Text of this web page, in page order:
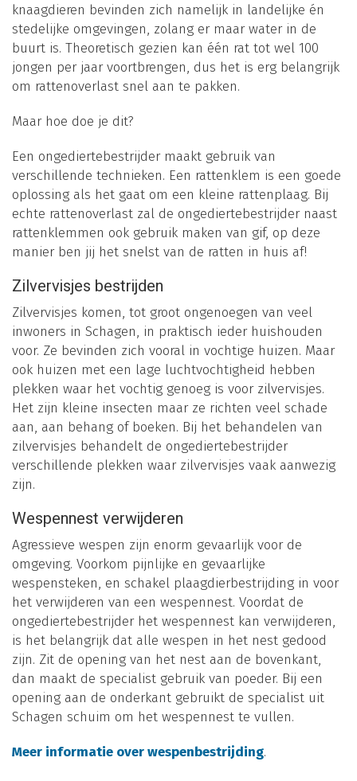
knaagdieren bevinden zich namelijk in landelijke én
stedelijke omgevingen, zolang er maar water in de
buurt is. Theoretisch gezien kan één rat tot wel 100
jongen per jaar voortbrengen, dus het is erg belangrijk
om rattenoverlast snel aan te pakken.
Maar hoe doe je dit?
Een ongediertebestrijder maakt gebruik van
verschillende technieken. Een rattenklem is een goede
oplossing als het gaat om een kleine rattenplaag. Bij
echte rattenoverlast zal de ongediertebestrijder naast
rattenklemmen ook gebruik maken van gif, op deze
manier ben jij het snelst van de ratten in huis af!
Zilvervisjes bestrijden
Zilvervisjes komen, tot groot ongenoegen van veel
inwoners in Schagen, in praktisch ieder huishouden
voor. Ze bevinden zich vooral in vochtige huizen. Maar
ook huizen met een lage luchtvochtigheid hebben
plekken waar het vochtig genoeg is voor zilvervisjes.
Het zijn kleine insecten maar ze richten veel schade
aan, aan behang of boeken. Bij het behandelen van
zilvervisjes behandelt de ongediertebestrijder
verschillende plekken waar zilvervisjes vaak aanwezig
zijn.
Wespennest verwijderen
Agressieve wespen zijn enorm gevaarlijk voor de
omgeving. Voorkom pijnlijke en gevaarlijke
wespensteken, en schakel plaagdierbestrijding in voor
het verwijderen van een wespennest. Voordat de
ongediertebestrijder het wespennest kan verwijderen,
is het belangrijk dat alle wespen in het nest gedood
zijn. Zit de opening van het nest aan de bovenkant,
dan maakt de specialist gebruik van poeder. Bij een
opening aan de onderkant gebruikt de specialist uit
Schagen schuim om het wespennest te vullen.
Meer informatie over wespenbestrijding.